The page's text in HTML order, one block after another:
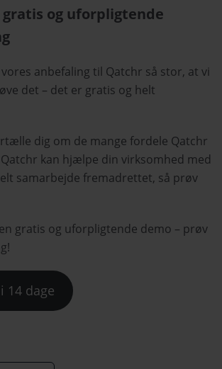
gratis og uforpligtende
anbefaling til Qatchr så stor, at vi
det – det er gratis og helt
dig om de mange fordele Qatchr
kan hjælpe din virksomhed med
samarbejde fremadrettet, så prøv
gratis og uforpligtende demo – prøv
14 dage